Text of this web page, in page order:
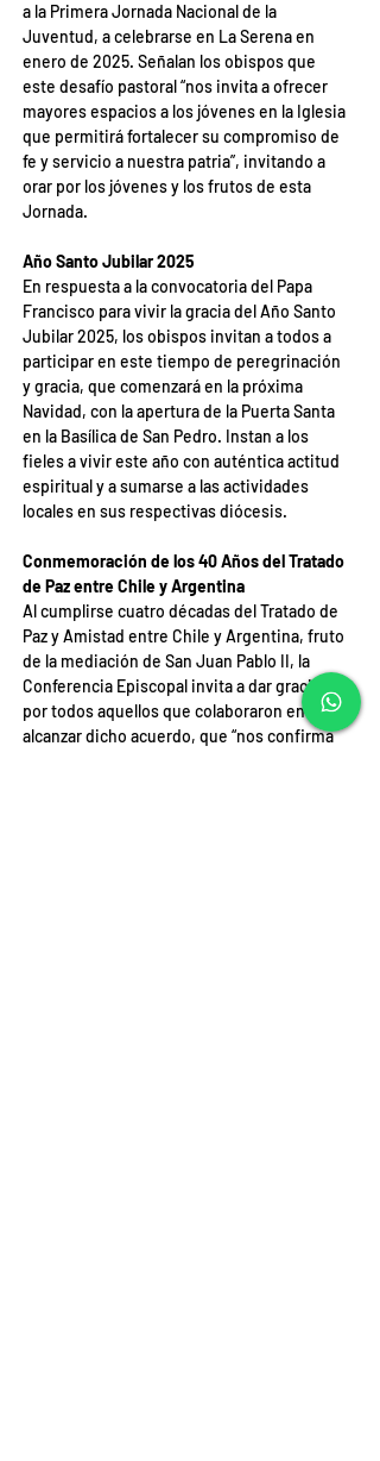
a la Primera Jornada Nacional de la
Juventud, a celebrarse en La Serena en
enero de 2025. Señalan los obispos que
este desafío pastoral “nos invita a ofrecer
mayores espacios a los jóvenes en la Iglesia
que permitirá fortalecer su compromiso de
fe y servicio a nuestra patria”, invitando a
orar por los jóvenes y los frutos de esta
Jornada.
Año Santo Jubilar 2025
En respuesta a la convocatoria del Papa
Francisco para vivir la gracia del Año Santo
Jubilar 2025, los obispos invitan a todos a
participar en este tiempo de peregrinación
y gracia, que comenzará en la próxima
Navidad, con la apertura de la Puerta Santa
en la Basílica de San Pedro. Instan a los
fieles a vivir este año con auténtica actitud
espiritual y a sumarse a las actividades
locales en sus respectivas diócesis.
Conmemoración de los 40 Años del Tratado
de Paz entre Chile y Argentina
Al cumplirse cuatro décadas del Tratado de
Paz y Amistad entre Chile y Argentina, fruto
de la mediación de San Juan Pablo II, la
Conferencia Episcopal invita a dar gracias
por todos aquellos que colaboraron en
alcanzar dicho acuerdo, que “nos confirma